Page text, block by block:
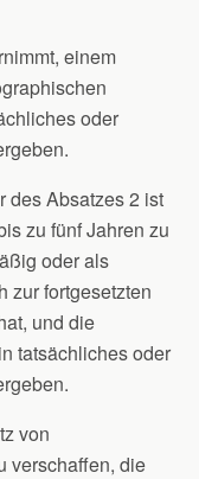
einem
oder
des Absatzes 2 ist
zu fünf Jahren zu
oder als
zur fortgesetzten
und die
tatsächliches oder
von
verschaffen, die